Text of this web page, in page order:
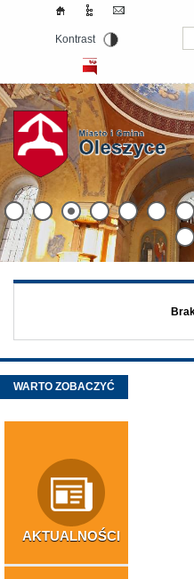
Kontrast
WARTO ZOBACZYĆ
AKTUALNOŚCI